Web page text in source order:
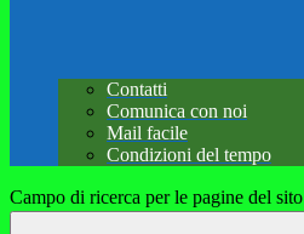
Contatti
Comunica con noi
Mail facile
Condizioni del tempo
Campo di ricerca per le pagine del sito